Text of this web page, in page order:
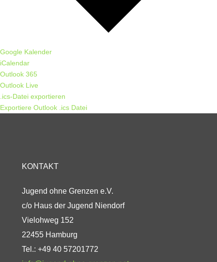
Google Kalender
iCalendar
Outlook 365
Outlook Live
.ics-Datei exportieren
Exportiere Outlook .ics Datei
KONTAKT
Jugend ohne Grenzen e.V.
c/o Haus der Jugend Niendorf
Vielohweg 152
22455 Hamburg
Tel.: +49 40 57201772